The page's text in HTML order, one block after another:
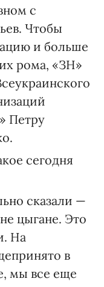
с
Чтобы
и больше
рома, «ЗН»
Петру
сегодня
сказали —
цыгане. Это
На
в
мы все еще